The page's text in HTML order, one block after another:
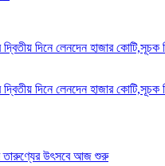
দিনে লেনদেন হাজার কোটি,সূচক
দিনে লেনদেন হাজার কোটি,সূচক
তারুণ্যের উৎসবে আজ শুরু